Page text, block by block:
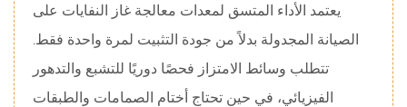
يعتمد الأداء المتسق لمعدات معالجة غاز النفايات على
الصيانة المجدولة بدلاً من جودة التثبيت لمرة واحدة فقط.
تتطلب وسائط الامتزاز فحصًا دوريًا للتشبع والتدهور
الفيزيائي، في حين تحتاج أختام الصمامات والطبقات